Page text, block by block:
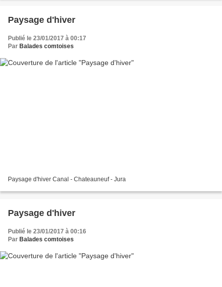
Paysage d'hiver
Publié le 23/01/2017 à 00:17
Par Balades comtoises
Paysage d'hiver Canal - Chateauneuf - Jura
Paysage d'hiver
Publié le 23/01/2017 à 00:16
Par Balades comtoises